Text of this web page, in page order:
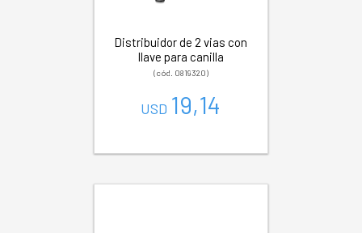
Distribuidor de 2 vias con
llave para canilla
(cód. 0819320)
USD 19,14